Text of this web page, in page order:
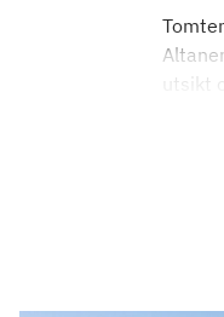
utsikt